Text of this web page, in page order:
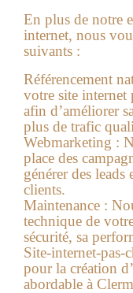
En plus de notre
internet, nous
suivants :
Référencement
votre site internet
afin d’améliorer
plus de trafic
Webmarketing :
place des
générer des
clients.
Maintenance :
technique de
sécurité, sa
Site-internet-pas-
pour la création
abordable à